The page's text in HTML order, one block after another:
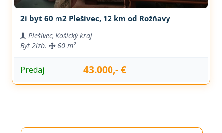
2i byt 60 m2 Plešivec, 12 km od Rožňavy
Plešivec, Košický kraj
Byt 2izb. 60 m²
Predaj 43.000,- €